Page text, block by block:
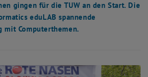
gingen für die TUW an den Start. Die
eduLAB spannende
mit Computerthemen.